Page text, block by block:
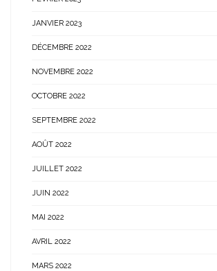
JANVIER 2023
DÉCEMBRE 2022
NOVEMBRE 2022
OCTOBRE 2022
SEPTEMBRE 2022
AOÛT 2022
JUILLET 2022
JUIN 2022
MAI 2022
AVRIL 2022
MARS 2022